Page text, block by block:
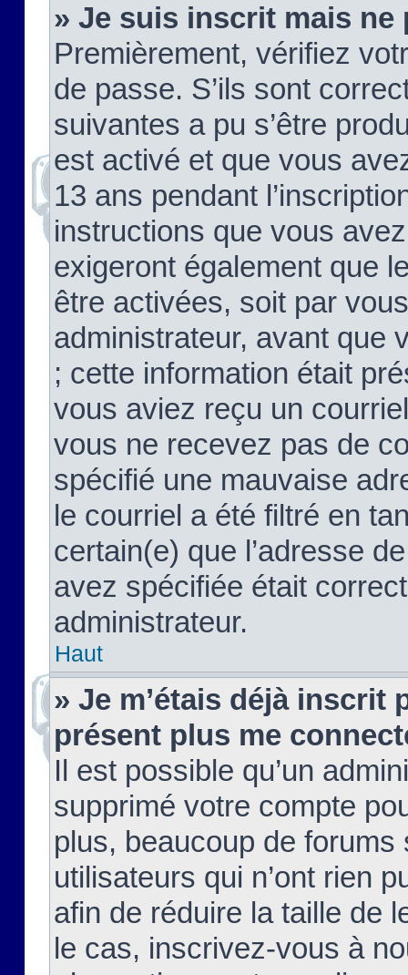
» Je suis inscrit mais ne
Premièrement, vérifiez
de passe. S’ils sont
suivantes a pu s’être
est activé et que vous
13 ans pendant
instructions que vous
exigeront également que
être activées, soit par
administrateur, avant que
; cette information était
vous aviez reçu un
vous ne recevez pas de
spécifié une mauvaise
le courriel a été filtré en
certain(e) que l’adresse
avez spécifiée était
administrateur.
Haut
» Je m’étais déjà inscrit
présent plus me
Il est possible qu’un
supprimé votre compte
plus, beaucoup de
utilisateurs qui n’ont rien
afin de réduire la taille de
le cas, inscrivez-vous à